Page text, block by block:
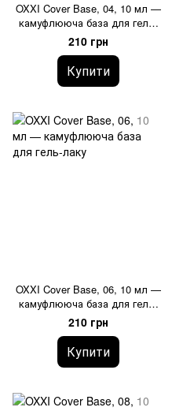
OXXI Cover Base, 04, 10 мл —
камуфлююча база для гель-
лаку
210 грн
Купити
OXXI Cover Base, 06, 10 мл —
камуфлююча база для гель-
лаку
210 грн
Купити